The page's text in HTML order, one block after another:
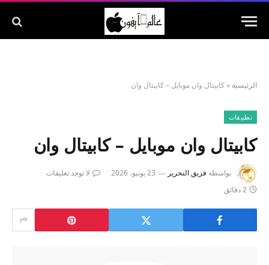
الرئيسية »كابيتال وان موبايل – كابيتال وان
تطبيقات
كابيتال وان موبايل – كابيتال وان
بواسطة فريق التحرير 23 يونيو، 2026
لا توجد تعليقات
2 دقائق